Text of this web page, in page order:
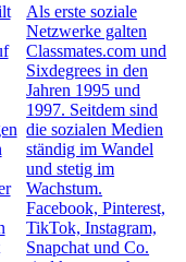
Als erste soziale
Netzwerke galten
Classmates.com und
Sixdegrees in den
Jahren 1995 und
1997. Seitdem sind
die sozialen Medien
ständig im Wandel
und stetig im
Wachstum.
Facebook, Pinterest,
TikTok, Instagram,
Snapchat und Co.